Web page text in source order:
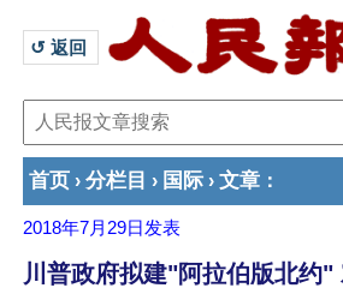
↺ 返回
首页 › 分栏目 › 国际 › 文章 ：
2018年7月29日 发表
川普政府拟建"阿拉伯版北约"